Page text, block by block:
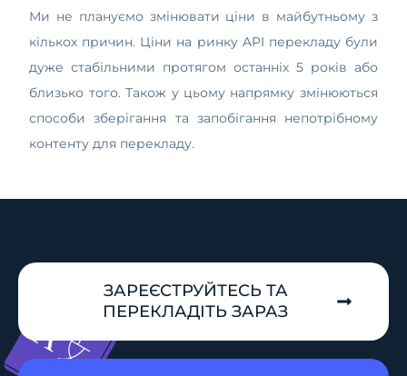
Ми не плануємо змінювати ціни в майбутньому з
кількох причин. Ціни на ринку API перекладу були
дуже стабільними протягом останніх 5 років або
близько того. Також у цьому напрямку змінюються
способи зберігання та запобігання непотрібному
контенту для перекладу.
ЗАРЕЄСТРУЙТЕСЬ ТА
ПЕРЕКЛАДІТЬ ЗАРАЗ